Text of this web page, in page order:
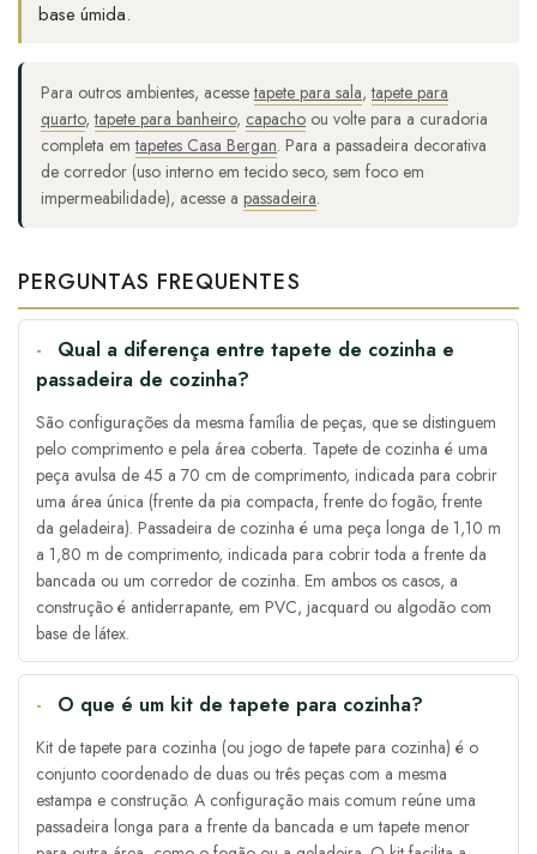
base úmida.
Para outros ambientes, acessetapete para sala,tapete para
quarto,tapete para banheiro, capacho ou volte para a curadoria
completa emtapetes Casa Bergan. Para a passadeira decorativa
de corredor (uso interno em tecido seco, sem foco em
impermeabilidade), acesse a passadeira.
PERGUNTAS FREQUENTES
Qual a diferença entre tapete de cozinha e
passadeira de cozinha?
São configurações da mesma família de peças, que se distinguem
pelo comprimento e pela área coberta. Tapete de cozinha é uma
peça avulsa de 45 a 70 cm de comprimento, indicada para cobrir
uma área única (frente da pia compacta, frente do fogão, frente
da geladeira). Passadeira de cozinha é uma peça longa de 1,10 m
a 1,80 m de comprimento, indicada para cobrir toda a frente da
bancada ou um corredor de cozinha. Em ambos os casos, a
construção é antiderrapante, em PVC, jacquard ou algodão com
base de látex.
O que é um kit de tapete para cozinha?
Kit de tapete para cozinha (ou jogo de tapete para cozinha) é o
conjunto coordenado de duas ou três peças com a mesma
estampa e construção. A configuração mais comum reúne uma
passadeira longa para a frente da bancada e um tapete menor